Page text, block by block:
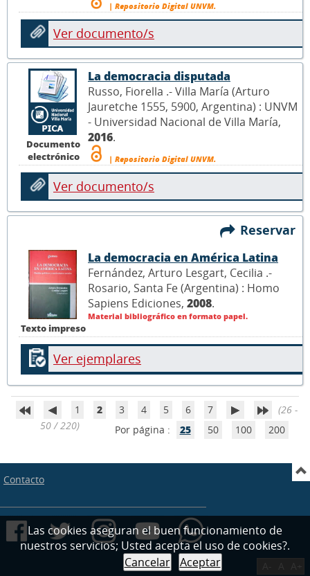
| Repositorio Digital UNVM.
Ver documento/s
Documento
electrónico
La democracia disputada
Russo, Fiorella .- Villa María (Arturo
Jauretche 1555, 5900, Argentina) : UNVM
- Universidad Nacional de Villa María,
2016.
| Repositorio Digital UNVM.
Ver documento/s
Reservar
Texto impreso
La democracia en América Latina
Fernández, Arturo Lesgart, Cecilia .-
Rosario, Santa Fe (Argentina) : Homo
Sapiens Ediciones, 2008.
Material bibliográfico en formato papel.
Ver ejemplares
1 2 3 4 5 6 7
(26 -
50 / 220)
Por página : 25 50 100 200
Contacto
Las cookies aseguran el buen funcionamiento de
nuestros servicios; Usted acepta el uso de cookies?.
Cancelar
Aceptar